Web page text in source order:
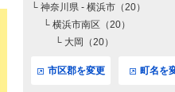
└ 神奈川県 - 横浜市（20）
└ 横浜市南区（20）
└ 大岡（20）
市区郡を変更 町名を